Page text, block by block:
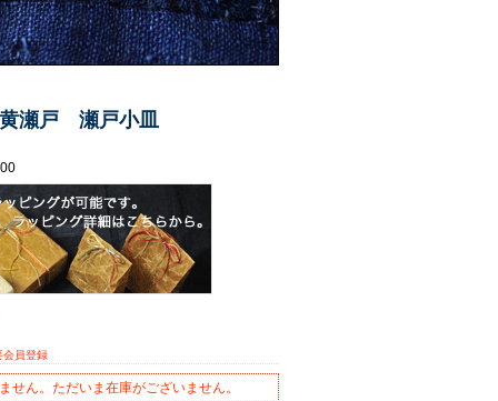
瀬戸 瀬戸小皿
会員登録
せん。ただいま在庫がございません。